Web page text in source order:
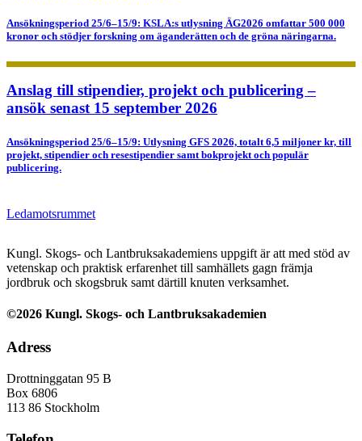
Ansökningsperiod 25/6–15/9: KSLA:s utlysning ÄG2026 omfattar 500 000
kronor och stödjer forskning om äganderätten och de gröna näringarna.
Anslag till stipendier, projekt och publicering –
ansök senast 15 september 2026
Ansökningsperiod 25/6–15/9: Utlysning GFS 2026, totalt 6,5 miljoner kr, till
projekt, stipendier och resestipendier samt bokprojekt och populär
publicering.
Ledamotsrummet
Kungl. Skogs- och Lantbruksakademiens uppgift är att med stöd av
vetenskap och praktisk erfarenhet till samhällets gagn främja
jordbruk och skogsbruk samt därtill knuten verksamhet.
©2026 Kungl. Skogs- och Lantbruksakademien
Adress
Drottninggatan 95 B
Box 6806
113 86 Stockholm